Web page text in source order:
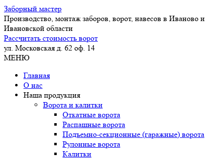
Заборный мастер
Производство, монтаж заборов, ворот, навесов в Иваново и
Ивановской области
Рассчитать стоимость ворот
ул. Московская д. 62 оф. 14
МЕНЮ
Главная
О нас
Наша продукция
Ворота и калитки
Откатные ворота
Распашные ворота
Подъемно-секционные (гаражные) ворота
Рулонные ворота
Калитки